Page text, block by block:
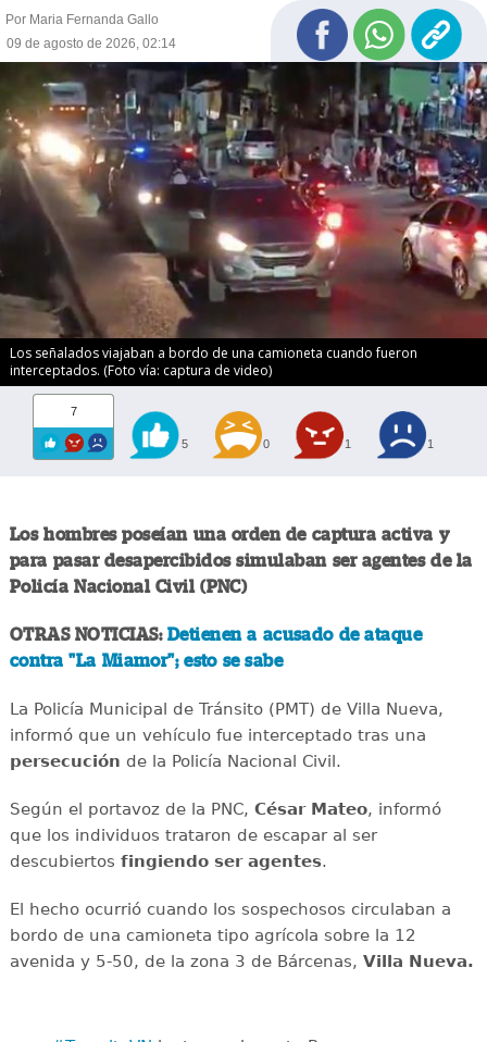
Por Maria Fernanda Gallo
09 de agosto de 2026, 02:14
Los señalados viajaban a bordo de una camioneta cuando fueron
interceptados. (Foto vía: captura de video)
7
5 0 1 1
Los hombres poseían una orden de captura activa y
para pasar desapercibidos simulaban ser agentes de la
Policía Nacional Civil (PNC)
OTRAS NOTICIAS: Detienen a acusado de ataque
contra "La Miamor"; esto se sabe
La Policía Municipal de Tránsito (PMT) de Villa Nueva,
informó que un vehículo fue interceptado tras una
persecución de la Policía Nacional Civil.
Según el portavoz de la PNC, César Mateo, informó
que los individuos trataron de escapar al ser
descubiertos fingiendo ser agentes.
El hecho ocurrió cuando los sospechosos circulaban a
bordo de una camioneta tipo agrícola sobre la 12
avenida y 5-50, de la zona 3 de Bárcenas, Villa Nueva.